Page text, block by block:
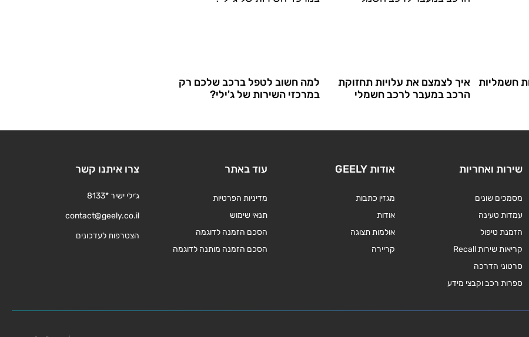
חשמליות
איך לצמצם את עלויות תחזוקת
הרכב במעבר לרכב חשמלי
למה חשוב לטפל ברכב שלכם רק
במרכזי השירות של ג'ילי?
שירות ואחריות
מסמכים שונים
עמדות טעינה
הזמנת טיפול
קריאות שירות Recall
סרטוני הדרכה
ספרות רכב וקבצי מידע
אודות GEELY
מגזין כתבות
אודות
אולמות תצוגה
קריירה
עוד באתר
מדיניות הפרטיות
תנאי שימוש
הסכם הזמנה לדוגמה
הסכם הזמנה מותנה לדוגמה
צרו איתנו קשר
ג׳ילי ישיר *8133
contact@geely.co.il
הצטרפות לעדכונים